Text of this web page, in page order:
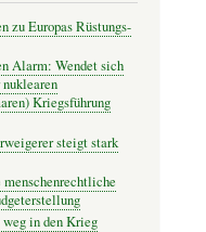
zu Europas Rüstungs-
Alarm: Wendet sich
Kriegsführung
steigt stark
in den Krieg